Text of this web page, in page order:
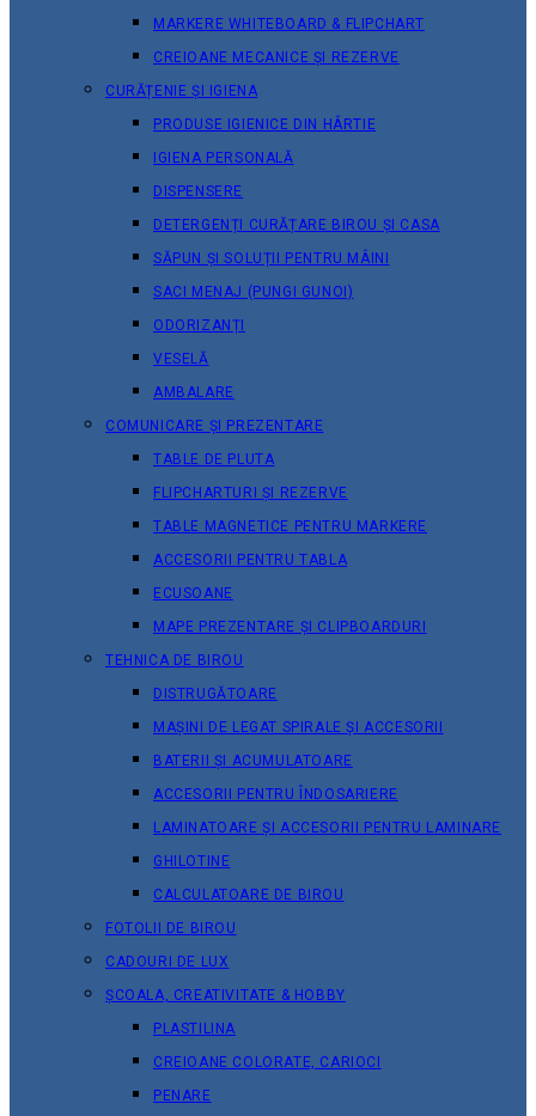
MARKERE WHITEBOARD & FLIPCHART
CREIOANE MECANICE ȘI REZERVE
CURĂȚENIE ȘI IGIENA
PRODUSE IGIENICE DIN HÂRTIE
IGIENA PERSONALĂ
DISPENSERE
DETERGENȚI CURĂȚARE BIROU ȘI CASA
SĂPUN ȘI SOLUȚII PENTRU MÂINI
SACI MENAJ (PUNGI GUNOI)
ODORIZANȚI
VESELĂ
AMBALARE
COMUNICARE ȘI PREZENTARE
TABLE DE PLUTA
FLIPCHARTURI ȘI REZERVE
TABLE MAGNETICE PENTRU MARKERE
ACCESORII PENTRU TABLA
ECUSOANE
MAPE PREZENTARE ȘI CLIPBOARDURI
TEHNICA DE BIROU
DISTRUGĂTOARE
MAȘINI DE LEGAT SPIRALE ȘI ACCESORII
BATERII ȘI ACUMULATOARE
ACCESORII PENTRU ÎNDOSARIERE
LAMINATOARE ȘI ACCESORII PENTRU LAMINARE
GHILOTINE
CALCULATOARE DE BIROU
FOTOLII DE BIROU
CADOURI DE LUX
ȘCOALA, CREATIVITATE & HOBBY
PLASTILINA
CREIOANE COLORATE, CARIOCI
PENARE